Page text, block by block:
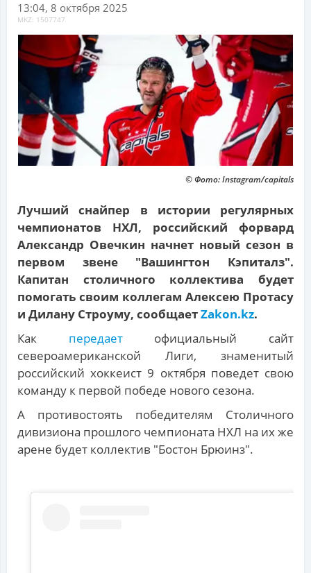
13:04, 8 октября 2025
MKZ: 1507747
© Фото: Instagram/capitals
Лучший снайпер в истории регулярных
чемпионатов НХЛ, российский форвард
Александр Овечкин начнет новый сезон в
первом звене "Вашингтон Кэпиталз".
Капитан столичного коллектива будет
помогать своим коллегам Алексею Протасу
и Дилану Строуму, сообщаетZakon.kz.
Как передаетофициальный сайт
североамериканской Лиги, знаменитый
российский хоккеист 9 октября поведет свою
команду к первой победе нового сезона.
А противостоять победителям Столичного
дивизиона прошлого чемпионата НХЛ на их же
арене будет коллектив "Бостон Брюинз".